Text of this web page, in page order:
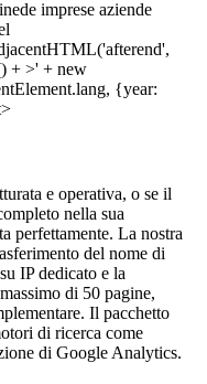
e operativa, o se il
nella sua
perfettamente. La nostra
del nome di
IP dedicato e la
di 50 pagine,
Il pacchetto
di ricerca come
di Google Analytics.